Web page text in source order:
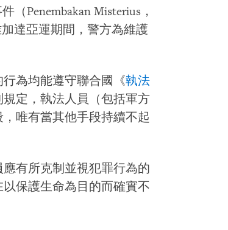
（Penembakan Misterius，
達亞運期間，警方為維護
為均能遵守聯合國《執法
定，執法人員（包括軍方
唯有當其他手段持續不起
有所克制並視犯罪行為的
保護生命為目的而確實不